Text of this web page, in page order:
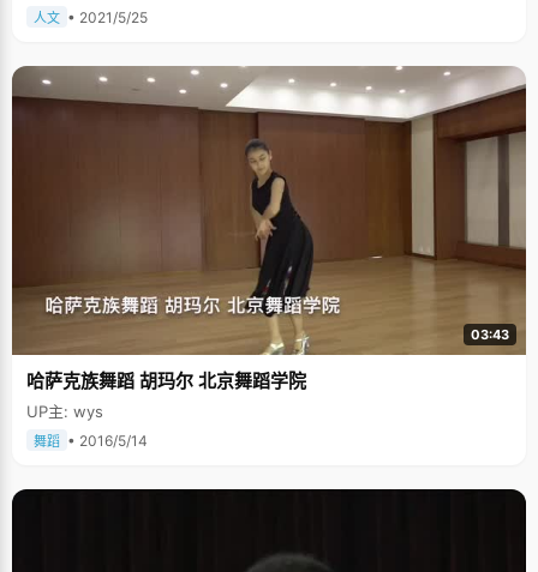
人文 • 2021/5/25
03:43
哈萨克族舞蹈 胡玛尔 北京舞蹈学院
UP主: wys
舞蹈 • 2016/5/14